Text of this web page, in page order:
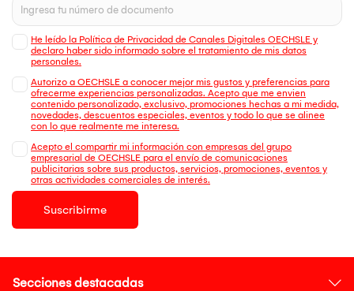
He leído la Política de Privacidad de Canales Digitales OECHSLE y
declaro haber sido informado sobre el tratamiento de mis datos
personales.
Autorizo a OECHSLE a conocer mejor mis gustos y preferencias para
ofrecerme experiencias personalizadas. Acepto que me envien
contenido personalizado, exclusivo, promociones hechas a mi medida,
novedades, descuentos especiales, eventos y todo lo que se alinee
con lo que realmente me interesa.
Acepto el compartir mi información con empresas del grupo
empresarial de OECHSLE para el envío de comunicaciones
publicitarias sobre sus productos, servicios, promociones, eventos y
otras actividades comerciales de interés.
Suscribirme
Secciones destacadas